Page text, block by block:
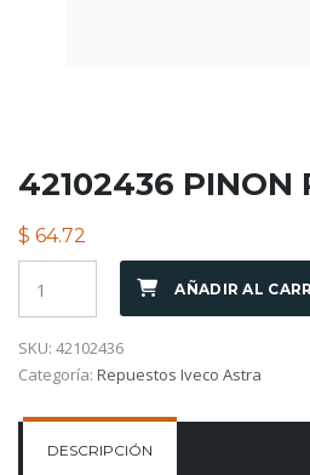
42102436 PINON
$ 64.72
AÑADIR AL
SKU: 42102436
Categoría: Repuestos Iveco Astra
DESCRIPCIÓN